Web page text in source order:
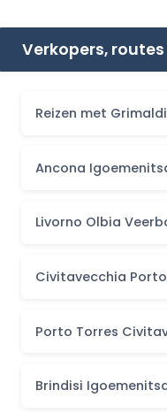
Verkopers,
Reizen met
Ancona
Livorno Olbia
Civitavecchia
Porto Torres
Brindisi